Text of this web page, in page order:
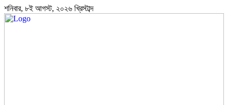
শনিবার, ৮ই আগস্ট, ২০২৬ খ্রিস্টাব্দ